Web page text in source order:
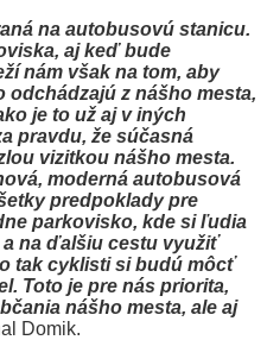
na autobusovú stanicu.
aj keď bude
nám však na tom, aby
z nášho mesta,
je to už aj v iných
pravdu, že súčasná
vizitkou nášho mesta.
moderná autobusová
predpoklady pre
parkovisko, kde si ľudia
na ďalšiu cestu využiť
tak cyklisti si budú môcť
Toto je pre nás priorita,
nášho mesta, ale aj
Domik.